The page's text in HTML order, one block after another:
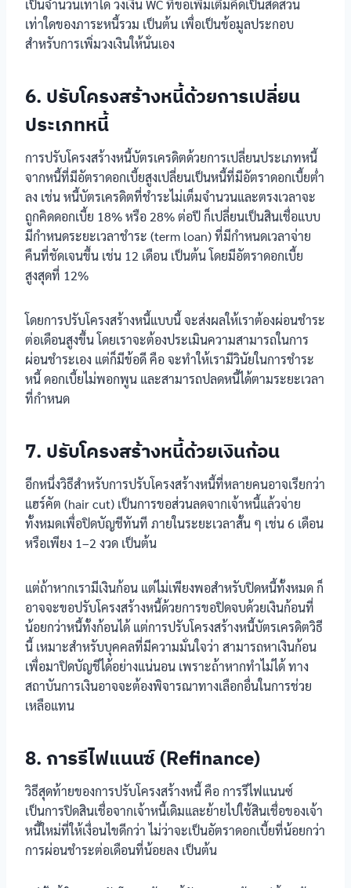
เป็นจำนวนเท่าใด วงเงิน WC ที่ขอเพิ่มเติมคิดเป็นสัดส่วน
เท่าใดของภาระหนี้รวม เป็นต้น เพื่อเป็นข้อมูลประกอบ
สำหรับการเพิ่มวงเงินให้นั่นเอง
6. ปรับโครงสร้างหนี้ด้วยการเปลี่ยน
ประเภทหนี้
การปรับโครงสร้างหนี้บัตรเครดิตด้วยการเปลี่ยนประเภทหนี้
จากหนี้ที่มีอัตราดอกเบี้ยสูงเปลี่ยนเป็นหนี้ที่มีอัตราดอกเบี้ยต่ำ
ลง เช่น หนี้บัตรเครดิตที่ชำระไม่เต็มจำนวนและตรงเวลาจะ
ถูกคิดดอกเบี้ย 18% หรือ 28% ต่อปี ก็เปลี่ยนเป็นสินเชื่อแบบ
มีกำหนดระยะเวลาชำระ (term loan) ที่มีกำหนดเวลาจ่าย
คืนที่ชัดเจนขึ้น เช่น 12 เดือน เป็นต้น โดยมีอัตราดอกเบี้ย
สูงสุดที่ 12%
โดยการปรับโครงสร้างหนี้แบบนี้ จะส่งผลให้เราต้องผ่อนชำระ
ต่อเดือนสูงขึ้น โดยเราจะต้องประเมินความสามารถในการ
ผ่อนชำระเอง แต่ก็มีข้อดี คือ จะทำให้เรามีวินัยในการชำระ
หนี้ ดอกเบี้ยไม่พอกพูน และสามารถปลดหนี้ได้ตามระยะเวลา
ที่กำหนด
7. ปรับโครงสร้างหนี้ด้วยเงินก้อน
อีกหนึ่งวิธีสำหรับการปรับโครงสร้างหนี้ที่หลายคนอาจเรียกว่า
แฮร์คัต (hair cut) เป็นการขอส่วนลดจากเจ้าหนี้แล้วจ่าย
ทั้งหมดเพื่อปิดบัญชีทันที ภายในระยะเวลาสั้น ๆ เช่น 6 เดือน
หรือเพียง 1–2 งวด เป็นต้น
แต่ถ้าหากเรามีเงินก้อน แต่ไม่เพียงพอสำหรับปิดหนี้ทั้งหมด ก็
อาจจะขอปรับโครงสร้างหนี้ด้วยการขอปิดจบด้วยเงินก้อนที่
น้อยกว่าหนี้ทั้งก้อนได้ แต่การปรับโครงสร้างหนี้บัตรเครดิตวิธี
นี้ เหมาะสำหรับบุคคลที่มีความมั่นใจว่า สามารถหาเงินก้อน
เพื่อมาปิดบัญชีได้อย่างแน่นอน เพราะถ้าหากทำไม่ได้ ทาง
สถาบันการเงินอาจจะต้องพิจารณาทางเลือกอื่นในการช่วย
เหลือแทน
8. การรีไฟแนนซ์ (Refinance)
วิธีสุดท้ายของการปรับโครงสร้างหนี้ คือ การรีไฟแนนซ์
เป็นการปิดสินเชื่อจากเจ้าหนี้เดิมและย้ายไปใช้สินเชื่อของเจ้า
หนี้ใหม่ที่ให้เงื่อนไขดีกว่า ไม่ว่าจะเป็นอัตราดอกเบี้ยที่น้อยกว่า
การผ่อนชำระต่อเดือนที่น้อยลง เป็นต้น